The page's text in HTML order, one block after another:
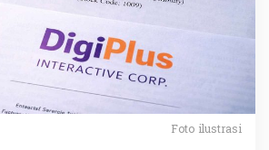
n
m
e
A
Foto ilustrasi